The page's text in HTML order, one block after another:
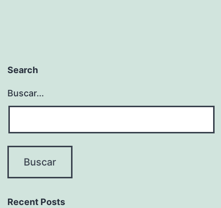
Search
Buscar...
Recent Posts